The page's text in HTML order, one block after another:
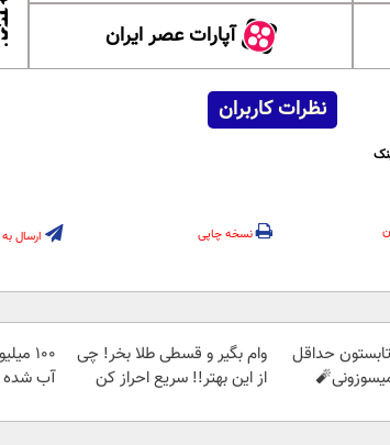
آپارات عصر ایران
نظرات کاربران
نسخه چاپی ارسال
تابستون حداقل
وام بگیر و قسطی طلا بخر! چی
از این بهتر!! سریع احراز کن
100
آب شده